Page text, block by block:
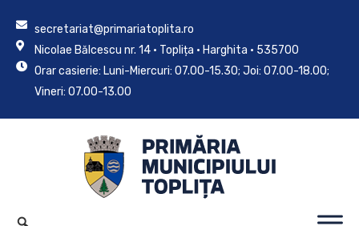
secretariat@primariatoplita.ro
Nicolae Bălcescu nr. 14 • Toplița • Harghita • 535700
Orar casierie: Luni-Miercuri: 07.00-15.30; Joi: 07.00-18.00;
Vineri: 07.00-13.00